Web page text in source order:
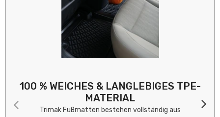
100 % WEICHES & LANGLEBIGES TPE-
MATERIAL
Trimak Fußmatten bestehen vollständig aus